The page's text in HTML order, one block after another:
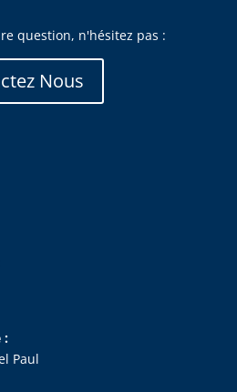
question, n'hésitez pas :
Nous
:
Paul